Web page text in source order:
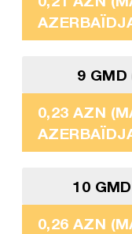
9 GMD
0,23 AZN
10
0,26 AZN